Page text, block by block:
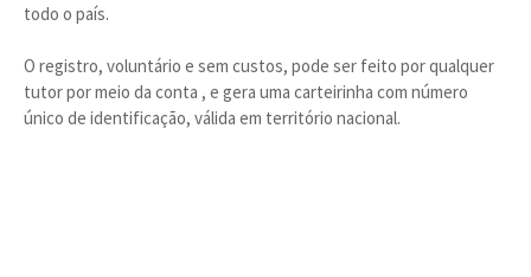
todo o país.
O registro, voluntário e sem custos, pode ser feito por qualquer
tutor por meio da conta , e gera uma carteirinha com número
único de identificação, válida em território nacional.